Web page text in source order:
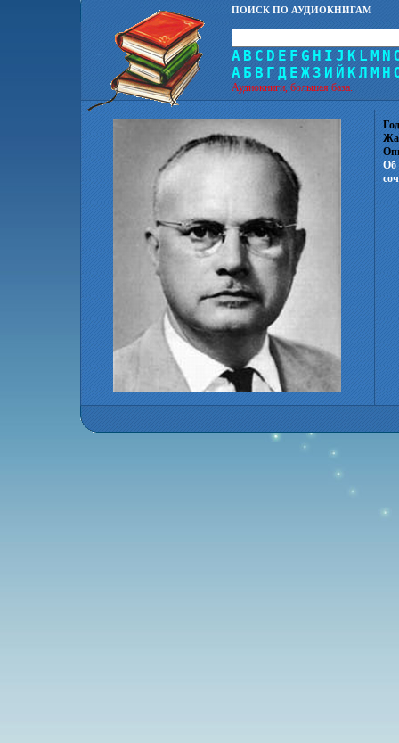
ПОИСК ПО АУДИОКНИГАМ
A B C D E F G H I J K L M N
А Б В Г Д Е Ж З И Й КЛ М Н
Аудиокниги, большая база.
Об